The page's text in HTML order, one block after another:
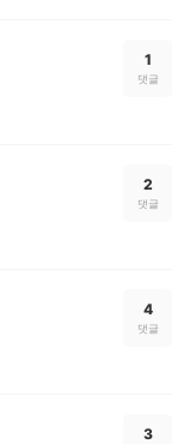
1
댓글
2
댓글
4
댓글
3